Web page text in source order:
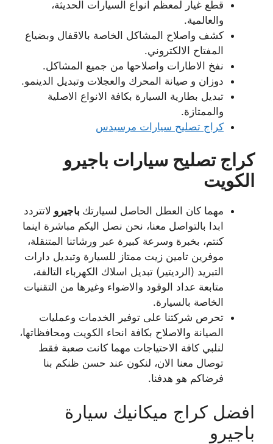
قطع غيار لمعظم انواع السيارات الحديثة،
والعالمية.
كشف واصلاح المشاكل الخاصة بالاقفال وبضياع
المفتاح الالكتروني.
نفخ الاطارات واصلاحها من جميع المشاكل.
دوزان و صيانة المحرك والعجلات وتبديل الدينمو.
تبديل بطارية السيارة بكافة الانواع الاصلية
والممتازة.
كراج تصليح سيارات مرسيدس
كراج تصليح سيارات باجيرو
الكويت
مهما كان العطل الحاصل لسيارتك باجيرو لاتتردد
ابدا بالتواصل معنا، نحن نصل اليكم مباشرة اينما
كنتم، بخبرة وسرعة كبيرة عبر ورشاتنا المتنقلة،
موفرين تامين زيت ممتاز للسيارة وتبديل دارات
التبريد (الرديتير) تبديل اسلاك الكهرباء التالفة،
متابعة عداد الوقود والاضواء وغيرها من التقنيات
الخاصة بالسيارة.
تحرص شركتنا على توفير الخدمات وعمليات
الصيانة والاصلاح بكافة انحاء الكويت ومحافظاتها،
لنلبي كافة الاحتياجات مهما كانت صعبة فقط
توصال معنا الان، لنكون عند حسن ظنكم بنا
فرضاكم هو هدفنا.
افضل كراج ميكانيك سيارة
باجيرو